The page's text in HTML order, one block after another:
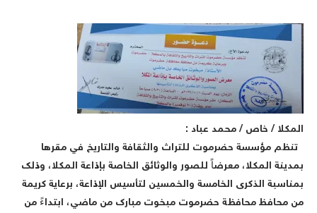
/ خاص / محمد عباد :
مؤسسة حضرموت للتراث والثقافة والتاريخ في مقرها
المكلا، معرضاً للصور والوثائق الخاصة بإذاعة المكلا، وذلك
الذكرى الخامسة والخمسين لتأسيس الإذاعة، برعاية كريمة
محافظ محافظة حضرموت مبخوت مبارك من ماضي، ابتداءً من